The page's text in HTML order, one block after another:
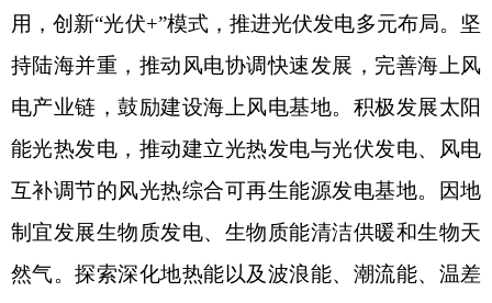
用，创新“光伏+”模式，推进光伏发电多元布局。坚
持陆海并重，推动风电协调快速发展，完善海上风
电产业链，鼓励建设海上风电基地。积极发展太阳
能光热发电，推动建立光热发电与光伏发电、风电
互补调节的风光热综合可再生能源发电基地。因地
制宜发展生物质发电、生物质能清洁供暖和生物天
然气。探索深化地热能以及波浪能、潮流能、温差